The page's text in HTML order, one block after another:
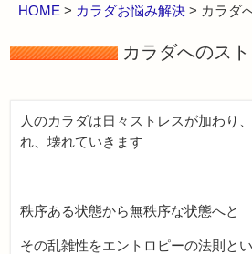
HOME > カラダお悩み解決 > カラダ
カラダへのス
人のカラダは日々ストレスが加わり
れ、壊れていきます
秩序ある状態から無秩序な状態へと
その乱雑性をエントロピーの法則と